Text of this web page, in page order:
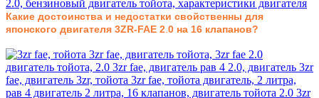
Какие достоинства и недостатки свойственны для
японского двигателя 3ZR-FAE 2 0 на 16 клапанов?